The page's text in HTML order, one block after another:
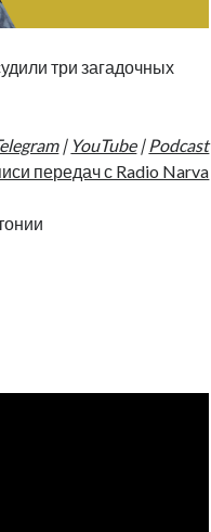
три загадочных
| YouTube| Podcast
передач с Radio Narva